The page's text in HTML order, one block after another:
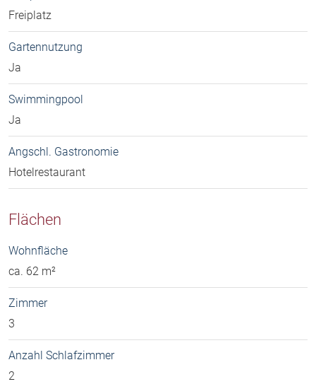
Freiplatz
Gartennutzung
Ja
Swimmingpool
Ja
Angschl. Gastronomie
Hotelrestaurant
Flächen
Wohnfläche
ca. 62 m²
Zimmer
3
Anzahl Schlafzimmer
2